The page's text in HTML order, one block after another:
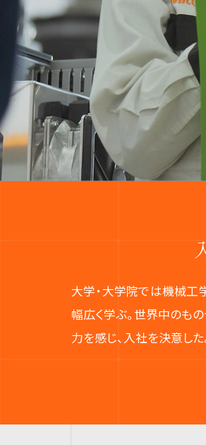
大学・大学院では機械工
幅広く学ぶ。世界中のも
力を感じ、入社を決意した